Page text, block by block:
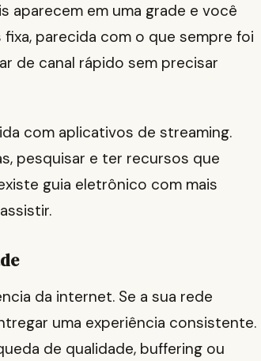
aparecem em uma grade e você
parecida com o que sempre foi
de canal rápido sem precisar
com aplicativos de streaming.
pesquisar e ter recursos que
guia eletrônico com mais
da internet. Se a sua rede
uma experiência consistente.
de qualidade, buffering ou